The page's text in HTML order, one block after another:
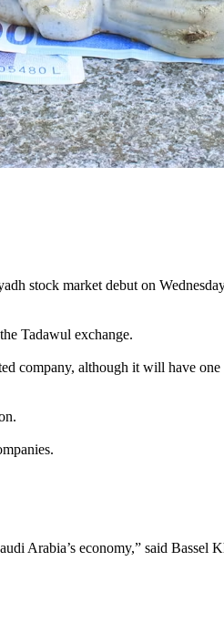
stock market debut on
Tadawul exchange.
company, although it will have
Arabia’s economy,” said Bassel